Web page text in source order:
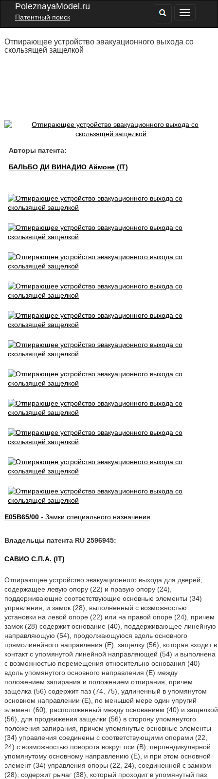
PoleznayaModel.ru
Патентный поиск
Отпирающее устройство эвакуационного выхода со
скользящей защелкой
Авторы патента:
БАЛЬБО ДИ ВИНАДИО Аймоне (IT)
E05B65/00- Замки специального назначения
Владельцы патента RU 2596945:
САВИО С.П.А. (IT)
Отпирающее устройство эвакуационного выхода для дверей,
содержащее левую опору (22) и правую опору (24),
поддерживающие соответствующие основные элементы (34)
управления, и замок (28), выполненный с возможностью
установки на левой опоре (22) или на правой опоре (24), причем
замок (28) содержит основание (40), поддерживающее линейную
направляющую (54), продолжающуюся вдоль основного
прямолинейного направления (Е), защелку (56), которая входит в
контакт с упомянутой линейной направляющей (54) и выполнена
с возможностью перемещения относительно основания (40)
вдоль упомянутого основного направления (Е) между
положением запирания и положением отпирания, причем
защелка (56) содержит паз (74, 75), удлиненный в упомянутом
основном направлении (Е), по меньшей мере один упругий
элемент (60), расположенный между основанием (40) и защелкой
(56), для продвижения защелки (56) в сторону упомянутого
положения запирания, причем упомянутые основные элементы
(34) управления соединены с соответствующими опорами (22,
24) с возможностью поворота вокруг оси (В), перпендикулярной
упомянутому основному направлению (Е), и при этом основной
элемент (34) управления опоры (22, 24), соединенной с замком
(28), содержит рычаг (38), который проходит в упомянутый паз